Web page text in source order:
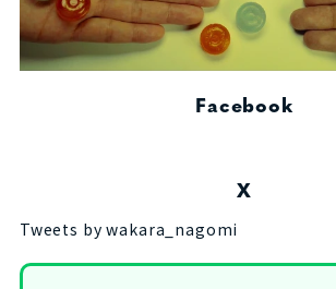
Facebook
X
Tweets by wakara_nagomi